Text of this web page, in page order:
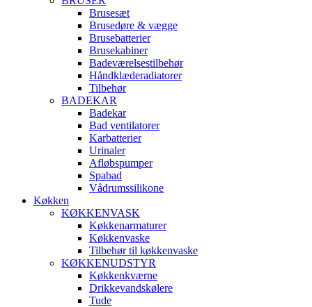
Brusesæt
Brusedøre & vægge
Brusebatterier
Brusekabiner
Badeværelsestilbehør
Håndklæderadiatorer
Tilbehør
BADEKAR
Badekar
Bad ventilatorer
Karbatterier
Urinaler
Afløbspumper
Spabad
Vådrumssilikone
Køkken
KØKKENVASK
Køkkenarmaturer
Køkkenvaske
Tilbehør til køkkenvaske
KØKKENUDSTYR
Køkkenkværne
Drikkevandskølere
Tude